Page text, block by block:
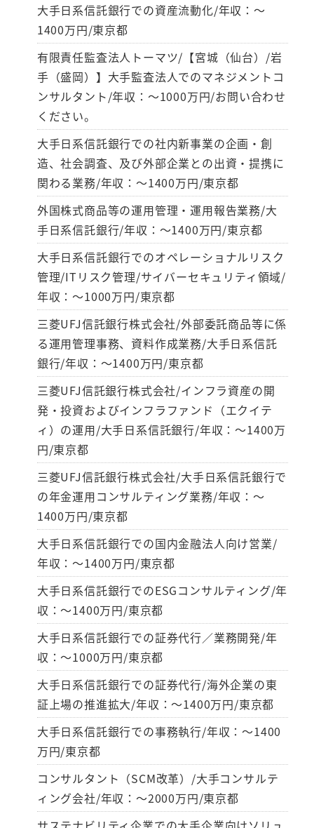
大手日系信託銀行での資産流動化/年収：～
1400万円/東京都
有限責任監査法人トーマツ/【宮城（仙台）/岩
手（盛岡）】大手監査法人でのマネジメントコ
ンサルタント/年収：～1000万円/お問い合わせ
ください。
大手日系信託銀行での社内新事業の企画・創
造、社会調査、及び外部企業との出資・提携に
関わる業務/年収：～1400万円/東京都
外国株式商品等の運用管理・運用報告業務/大
手日系信託銀行/年収：～1400万円/東京都
大手日系信託銀行でのオペレーショナルリスク
管理/ITリスク管理/サイバーセキュリティ領域/
年収：～1000万円/東京都
三菱UFJ信託銀行株式会社/外部委託商品等に係
る運用管理事務、資料作成業務/大手日系信託
銀行/年収：～1400万円/東京都
三菱UFJ信託銀行株式会社/インフラ資産の開
発・投資およびインフラファンド（エクイテ
ィ）の運用/大手日系信託銀行/年収：～1400万
円/東京都
三菱UFJ信託銀行株式会社/大手日系信託銀行で
の年金運用コンサルティング業務/年収：～
1400万円/東京都
大手日系信託銀行での国内金融法人向け営業/
年収：～1400万円/東京都
大手日系信託銀行でのESGコンサルティング/年
収：～1400万円/東京都
大手日系信託銀行での証券代行／業務開発/年
収：～1000万円/東京都
大手日系信託銀行での証券代行/海外企業の東
証上場の推進拡大/年収：～1400万円/東京都
大手日系信託銀行での事務執行/年収：～1400
万円/東京都
コンサルタント（SCM改革）/大手コンサルテ
ィング会社/年収：～2000万円/東京都